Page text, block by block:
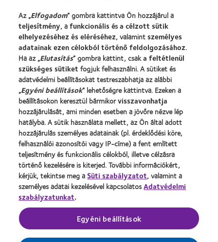
Karrierlehetőségek a CooperVisionnél
Hírközpont
Kapcsolat
Jogi információk
Adatvédelmi szabályzat
Cookie szabályzat
Hozzászólásokkal kapcsolatos irányelvek
Illesztői oldal
Hozzájárulási beállítások kezelése
A kontaktlencsék gyógyászati segédeszköznek
minősülő orvostechnikai eszközök.
A kockázatokról olvassa el a használati
Az „Elfogadom” gombra kattintva Ön hozzájárul a
teljesítmény, afunkcionálisésa célzott sütik
elhelyezéséhez és eléréséhez, valamintszemélyes
adatainak ezen célokból történő feldolgozásához.
Ha az „Elutasítás” gombra kattint, csaka feltétlenül
szükséges sütiket fogjuk felhasználni. A sütiket és
adatvédelmi beállításokat testreszabhatja az alábbi
„Egyéni beállítások” lehetőségre kattintva. Ezeken a
beállításokon keresztül bármikorvisszavonhatja
hozzájárulását, ami minden esetben a jövőre nézve lép
hatályba. A sütik használata mellett, az Ön által adott
hozzájárulás személyes adatainak (pl. érdeklődési köre,
felhasználói azonosítói vagy IP-címe) a fent említett
teljesítmény és funkcionális célokból, illetve célzásra
történő kezelésére is kiterjed. További információkért,
kérjük, tekintse meg aSüti szabályzatot, valamint a
személyes adatai kezelésével kapcsolatosAdatvédelmi
szabályzatunkat.
Egyéni beállítások